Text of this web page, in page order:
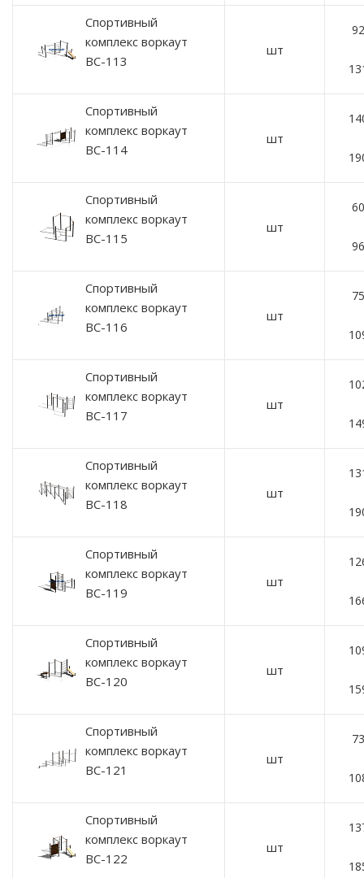
Спортивный
комплекс воркаут
ВС-113
шт
Спортивный
комплекс воркаут
ВС-114
шт
Спортивный
комплекс воркаут
ВС-115
шт
Спортивный
комплекс воркаут
ВС-116
шт
Спортивный
комплекс воркаут
ВС-117
шт
Спортивный
комплекс воркаут
ВС-118
шт
Спортивный
комплекс воркаут
ВС-119
шт
Спортивный
комплекс воркаут
ВС-120
шт
Спортивный
комплекс воркаут
ВС-121
шт
Спортивный
комплекс воркаут
ВС-122
шт